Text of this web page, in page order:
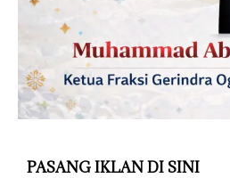
PASANG IKLAN DI SINI